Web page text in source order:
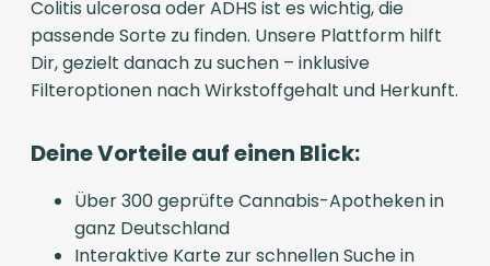
Colitis ulcerosa oder ADHS ist es wichtig, die
passende Sorte zu finden. Unsere Plattform hilft
Dir, gezielt danach zu suchen – inklusive
Filteroptionen nach Wirkstoffgehalt und Herkunft.
Deine Vorteile auf einen Blick:
Über 300 geprüfte Cannabis-Apotheken in
ganz Deutschland
Interaktive Karte zur schnellen Suche in